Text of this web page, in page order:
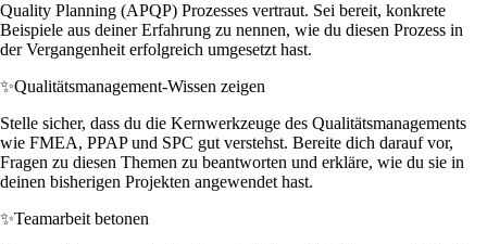
Quality Planning (APQP) Prozesses vertraut. Sei bereit, konkrete
Beispiele aus deiner Erfahrung zu nennen, wie du diesen Prozess in
der Vergangenheit erfolgreich umgesetzt hast.
✨Qualitätsmanagement-Wissen zeigen
Stelle sicher, dass du die Kernwerkzeuge des Qualitätsmanagements
wie FMEA, PPAP und SPC gut verstehst. Bereite dich darauf vor,
Fragen zu diesen Themen zu beantworten und erkläre, wie du sie in
deinen bisherigen Projekten angewendet hast.
✨Teamarbeit betonen